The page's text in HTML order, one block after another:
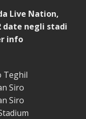
Live Nation,
date negli stadi
info
Teghil
Siro
Siro